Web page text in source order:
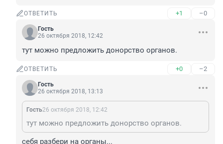
ОТВЕТИТЬ +1 –0
Гость
26 октября 2018, 12:42
тут можно предложить донорство органов.
ОТВЕТИТЬ +0 –2
Гость
26 октября 2018, 13:13
Гость26 октября 2018, 12:42
тут можно предложить донорство органов.
себя разбери на органы...